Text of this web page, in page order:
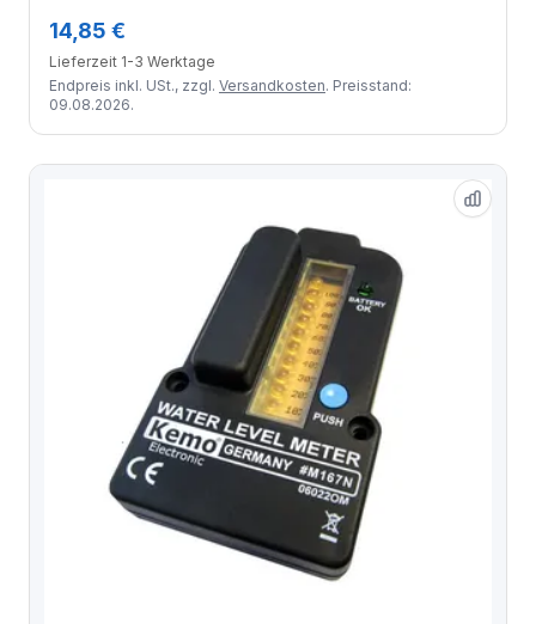
14,85 €
Lieferzeit 1-3 Werktage
Endpreis inkl. USt., zzgl. Versandkosten. Preisstand:
09.08.2026.